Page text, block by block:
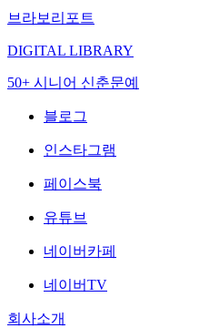
브라보리포트
DIGITAL LIBRARY
50+ 시니어 신춘문예
블로그
인스타그램
페이스북
유튜브
네이버카페
네이버TV
회사소개